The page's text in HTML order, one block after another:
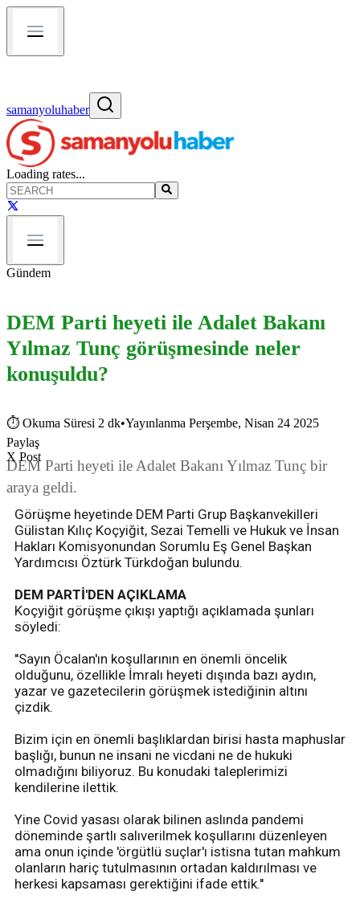
samanyoluhaber
Loading rates...
Gündem
DEM Parti heyeti ile Adalet Bakanı
Yılmaz Tunç görüşmesinde neler
konuşuldu?
⏱ Okuma Süresi 2 dk•Yayınlanma Perşembe, Nisan 24 2025
Paylaş
X Post
DEM Parti heyeti ile Adalet Bakanı Yılmaz Tunç bir
araya geldi.
Görüşme heyetinde DEM Parti Grup Başkanvekilleri
Gülistan Kılıç Koçyiğit, Sezai Temelli ve Hukuk ve İnsan
Hakları Komisyonundan Sorumlu Eş Genel Başkan
Yardımcısı Öztürk Türkdoğan bulundu.
DEM PARTİ'DEN AÇIKLAMA
Koçyiğit görüşme çıkışı yaptığı açıklamada şunları
söyledi:
''Sayın Öcalan'ın koşullarının en önemli öncelik
olduğunu, özellikle İmralı heyeti dışında bazı aydın,
yazar ve gazetecilerin görüşmek istediğinin altını
çizdik.
Bizim için en önemli başlıklardan birisi hasta maphuslar
başlığı, bunun ne insani ne vicdani ne de hukuki
olmadığını biliyoruz. Bu konudaki taleplerimizi
kendilerine ilettik.
Yine Covid yasası olarak bilinen aslında pandemi
döneminde şartlı salıverilmek koşullarını düzenleyen
ama onun içinde 'örgütlü suçlar'ı istisna tutan mahkum
olanların hariç tutulmasının ortadan kaldırılması ve
herkesi kapsaması gerektiğini ifade ettik.''